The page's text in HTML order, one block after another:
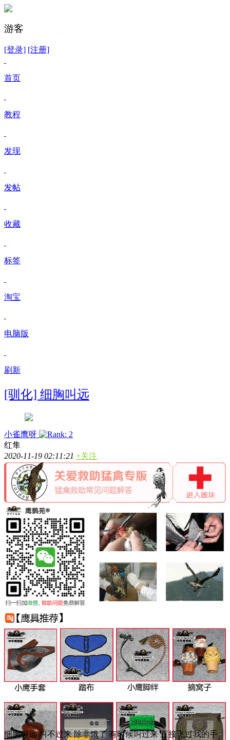
游客
[登录] [注册]
首页
教程
发现
发帖
收藏
标签
淘宝
电脑版
刷新
[驯化] 细胸叫远
小雀鹰呀
红隼
2020-11-19 02:11:21 +关注
细胸叫远 叫不过来 除非饿了 有时候叫过来 直接飞过我的手